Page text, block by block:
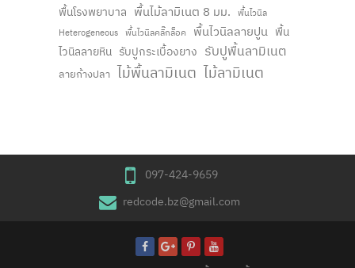
พื้นโรงพยาบาล พื้นไม้ลามิเนต 8 มม.
พื้นไวนิล
Heterogeneous พื้นไวนิลคลิ๊กล็อค พื้นไวนิลลายปูน พื้น
ไวนิลลายหิน รับปูกระเบื้องยาง รับปูพื้นลามิเนต
ลายก้างปลา ไม้พื้นลามิเนต ไม้ลามิเนต
097-424-9659
redcode.bz@gmail.com